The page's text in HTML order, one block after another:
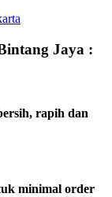
Jaya :
rapih dan
minimal order